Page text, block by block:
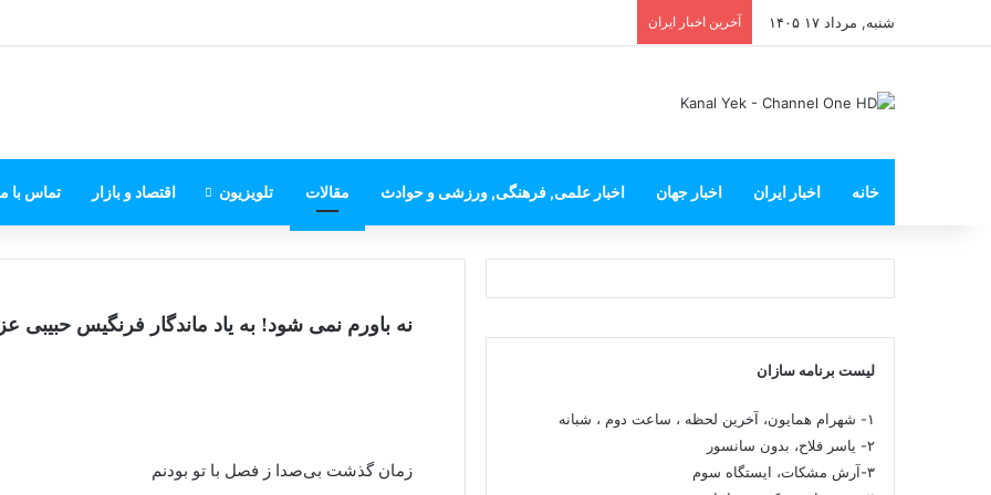
شنبه, مرداد ۱۷ ۱۴۰۵ آخرین اخبار ایران
خانه اخبار ایران اخبار جهان اخبار علمی, فرهنگی, ورزشی و حوادث مقالات تلویزیون اقتصاد و بازار تماس با
نه باورم نمی شود! به یاد ماندگار فرنگیس حبیبی
زمان گذشت بی‌صدا ز فصل با تو بودنم
لیست برنامه سازان
۱- شهرام همایون، آخرین لحظه ، ساعت دوم ، شبانه
۲- یاسر فلاح، بدون سانسور
۳-آرش مشکات، ایستگاه سوم